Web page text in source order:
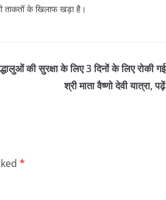
ताकतों के खिलाफ खड़ा है।
की सुरक्षा के लिए 3 दिनों के लिए रोकी गई
श्री माता वैष्णो देवी यात्रा, पढ़ें
*